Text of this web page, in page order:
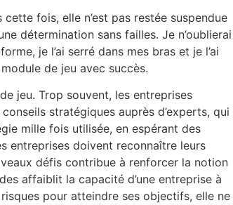
fois, elle n’est pas restée suspendue
détermination sans failles. Je n’oublierai
je l’ai serré dans mes bras et je l’ai
de jeu avec succès.
jeu. Trop souvent, les entreprises
stratégiques auprès d’experts, qui
mille fois utilisée, en espérant des
entreprises doivent reconnaître leurs
défis contribue à renforcer la notion
affaiblit la capacité d’une entreprise à
pour atteindre ses objectifs, elle ne